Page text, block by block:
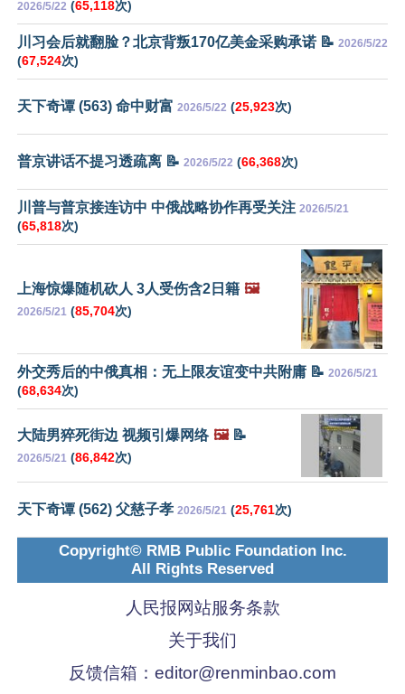
2026/5/22 (65,118次)
川习会后就翻脸？北京背叛170亿美金采购承诺 📝 2026/5/22
(67,524次)
天下奇谭 (563) 命中财富 2026/5/22 (25,923次)
普京讲话不提习透疏离 📝 2026/5/22 (66,368次)
川普与普京接连访中 中俄战略协作再受关注 2026/5/21
(65,818次)
上海惊爆随机砍人 3人受伤含2日籍 🖼️
2026/5/21 (85,704次)
外交秀后的中俄真相：无上限友谊变中共附庸 📝 2026/5/21
(68,634次)
大陆男猝死街边 视频引爆网络 🖼️📝
2026/5/21 (86,842次)
天下奇谭 (562) 父慈子孝 2026/5/21 (25,761次)
Copyright© RMB Public Foundation Inc.
All Rights Reserved
人民报网站服务条款
关于我们
反馈信箱： editor@renminbao.com